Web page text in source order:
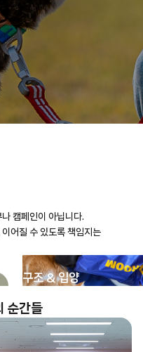
듯한 성과
커넥션 등 비엠스마일은 최선을
이어가고 있습니다.
캠페인이 아닙니다.
어질 수 있도록 책임지는
구조 & 입양
순간들